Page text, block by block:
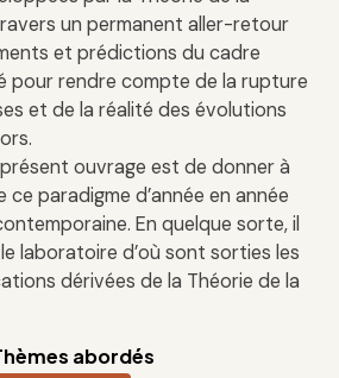
un permanent aller-retour
et prédictions du cadre
pour rendre compte de la rupture
et de la réalité des évolutions
ouvrage est de donner à
ce paradigme d’année en année
En quelque sorte, il
laboratoire d’où sont sorties les
dérivées de la Théorie de la
abordés